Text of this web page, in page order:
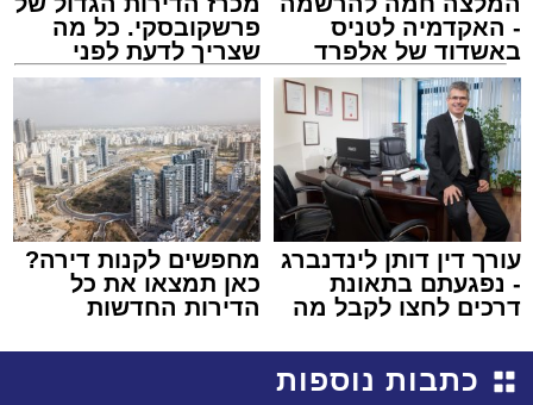
- האקדמיה לטניס
באשדוד של אלפרד
קריאולנסקי - לילדים
פרשקובסקי. כל מה
שצריך לדעת לפני
שמגישים הצעה לדירה
עורך דין דותן לינדנברג
- נפגעתם בתאונת
דרכים לחצו לקבל מה
מחפשים לקנות דירה?
כאן תמצאו את כל
הדירות החדשות
כתבות נוספות